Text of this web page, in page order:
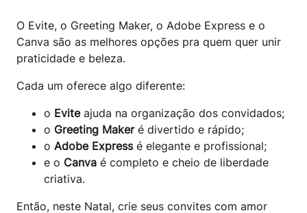
O Evite, o Greeting Maker, o Adobe Express e o
Canva são as melhores opções pra quem quer unir
praticidade e beleza.
Cada um oferece algo diferente:
o Eviteajuda na organização dos convidados;
o Greeting Makeré divertido e rápido;
o Adobe Expressé elegante e profissional;
e o Canva é completo e cheio de liberdade
criativa.
Então, neste Natal, crie seus convites com amor